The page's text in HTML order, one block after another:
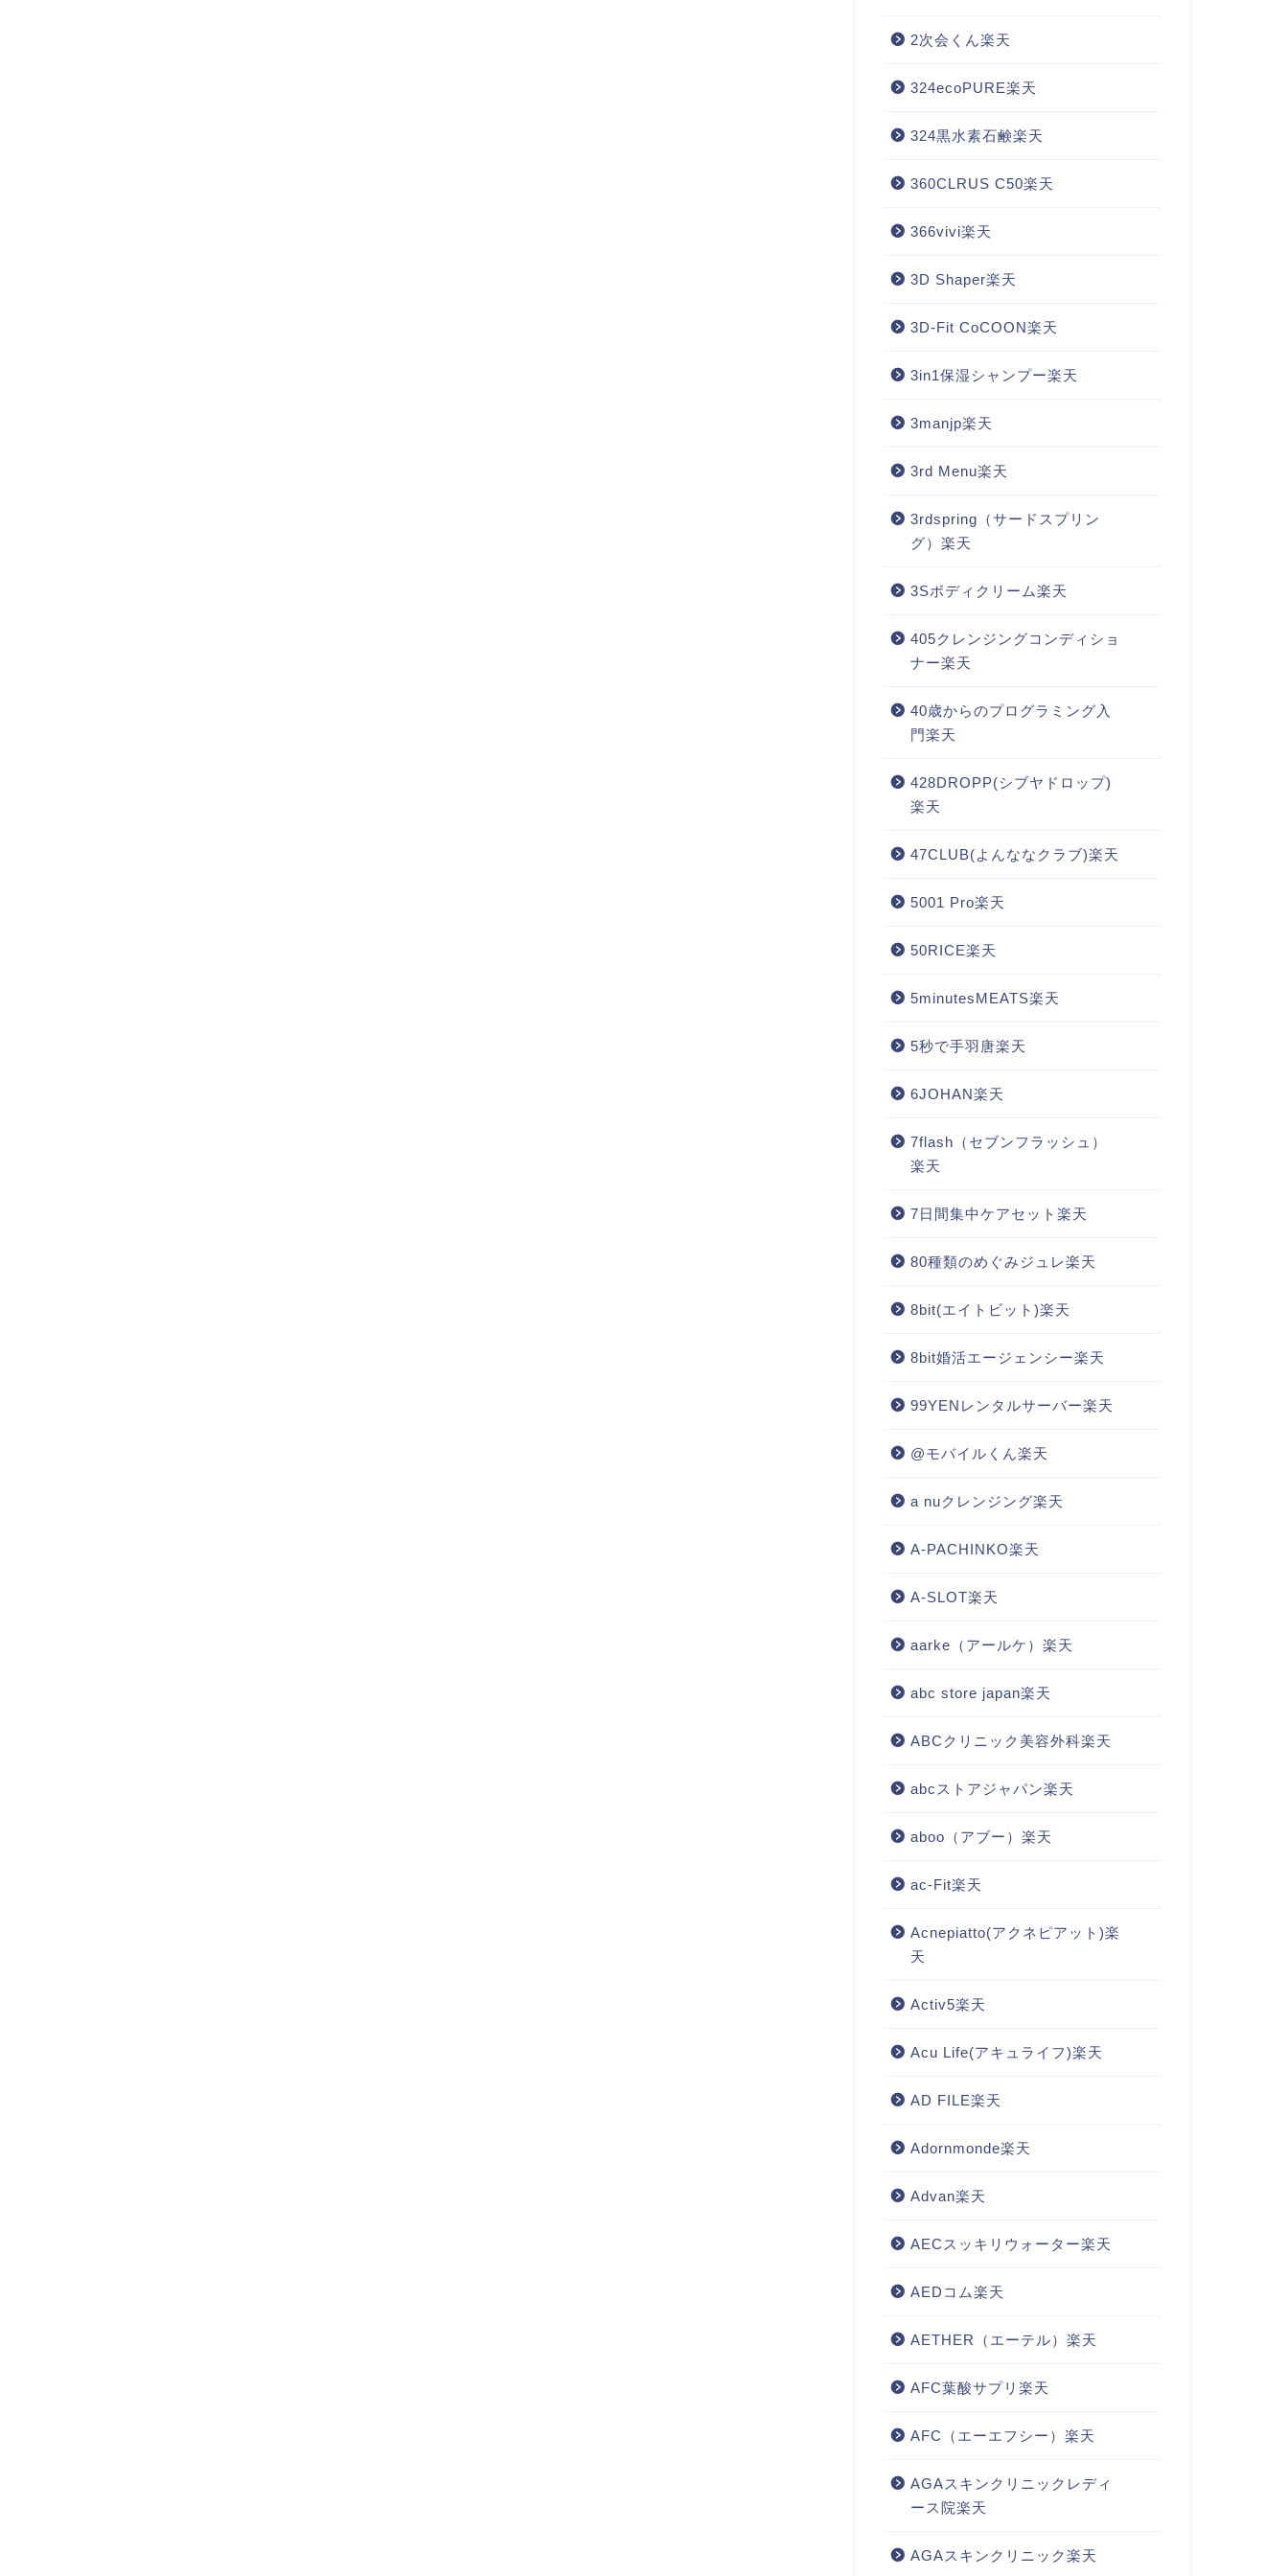
2次会くん楽天
324ecoPURE楽天
324黒水素石鹸楽天
360CLRUS C50楽天
366vivi楽天
3D Shaper楽天
3D-Fit CoCOON楽天
3in1保湿シャンプー楽天
3manjp楽天
3rd Menu楽天
3rdspring（サードスプリン
グ）楽天
3Sボディクリーム楽天
405クレンジングコンディショ
ナー楽天
40歳からのプログラミング入
門楽天
428DROPP(シブヤドロップ)
楽天
47CLUB(よんななクラブ)楽天
5001 Pro楽天
50RICE楽天
5minutesMEATS楽天
5秒で手羽唐楽天
6JOHAN楽天
7flash（セブンフラッシュ）
楽天
7日間集中ケアセット楽天
80種類のめぐみジュレ楽天
8bit(エイトビット)楽天
8bit婚活エージェンシー楽天
99YENレンタルサーバー楽天
@モバイルくん楽天
a nuクレンジング楽天
A-PACHINKO楽天
A-SLOT楽天
aarke（アールケ）楽天
abc store japan楽天
ABCクリニック美容外科楽天
abcストアジャパン楽天
aboo（アブー）楽天
ac-Fit楽天
Acnepiatto(アクネピアット)楽
天
Activ5楽天
Acu Life(アキュライフ)楽天
AD FILE楽天
Adornmonde楽天
Advan楽天
AECスッキリウォーター楽天
AEDコム楽天
AETHER（エーテル）楽天
AFC葉酸サプリ楽天
AFC（エーエフシー）楽天
AGAスキンクリニックレディ
ース院楽天
AGAスキンクリニック楽天